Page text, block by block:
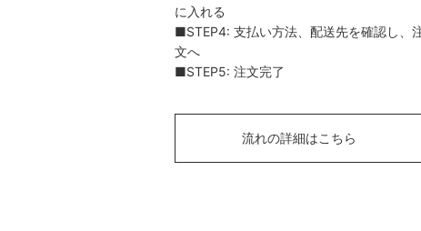
に入れる
■STEP4: 支払い方法、配送先を確認し、
文へ
■STEP5: 注文完了
流れの詳細はこちら